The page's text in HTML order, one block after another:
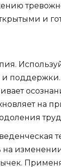
и
поддержки.
на
на